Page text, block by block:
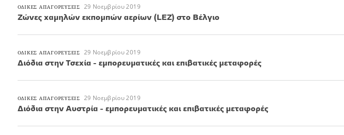
ΟΔΙΚΕΣ ΑΠΑΓΟΡΕΥΣΕΙΣ 29 Νοεμβρίου 2019
Ζώνες χαμηλών εκπομπών αερίων (LEZ) στο Βέλγιο
ΟΔΙΚΕΣ ΑΠΑΓΟΡΕΥΣΕΙΣ 29 Νοεμβρίου 2019
Διόδια στην Τσεχία - εμπορευματικές και επιβατικές μεταφορές
ΟΔΙΚΕΣ ΑΠΑΓΟΡΕΥΣΕΙΣ 29 Νοεμβρίου 2019
Διόδια στην Αυστρία - εμπορευματικές και επιβατικές μεταφορές